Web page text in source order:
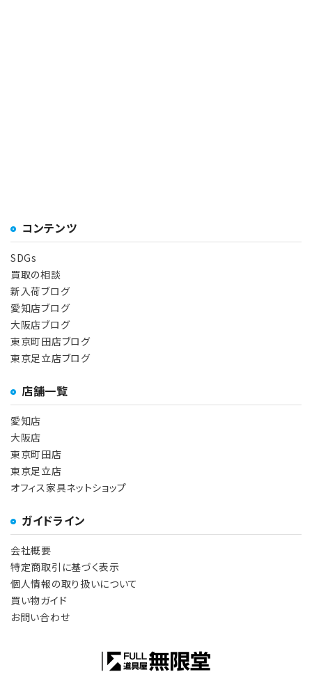
コンテンツ
SDGs
買取の相談
新入荷ブログ
愛知店ブログ
大阪店ブログ
東京町田店ブログ
東京足立店ブログ
店舗一覧
愛知店
大阪店
東京町田店
東京足立店
オフィス家具ネットショップ
ガイドライン
会社概要
特定商取引に基づく表示
個人情報の取り扱いについて
買い物ガイド
お問い合わせ